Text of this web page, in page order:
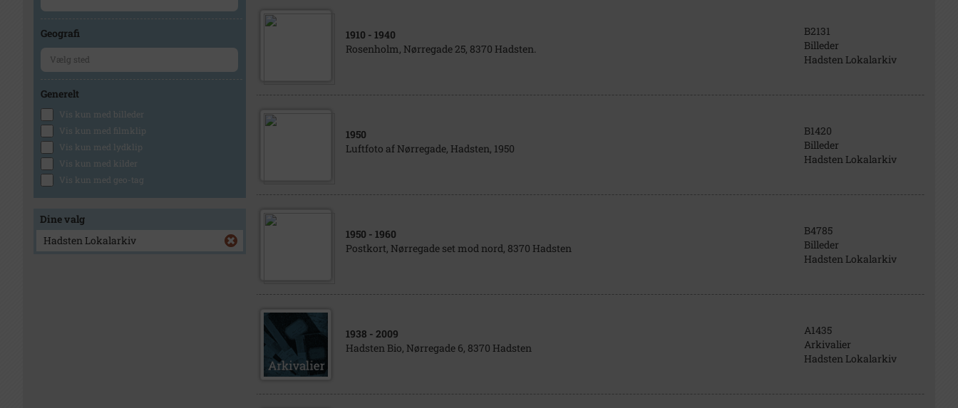
Geografi
Generelt
Vis kun med billeder
Vis kun med filmklip
Vis kun med lydklip
Vis kun med kilder
Vis kun med geo-tag
Dine valg
Hadsten Lokalarkiv
1910 - 1940
Rosenholm, Nørregade 25, 8370 Hadsten.
B2131
Billeder
Hadsten Lokalarkiv
1950
Luftfoto af Nørregade, Hadsten, 1950
B1420
Billeder
Hadsten Lokalarkiv
1950 - 1960
Postkort, Nørregade set mod nord, 8370 Hadsten
B4785
Billeder
Hadsten Lokalarkiv
1938 - 2009
Hadsten Bio, Nørregade 6, 8370 Hadsten
A1435
Arkivalier
Hadsten Lokalarkiv